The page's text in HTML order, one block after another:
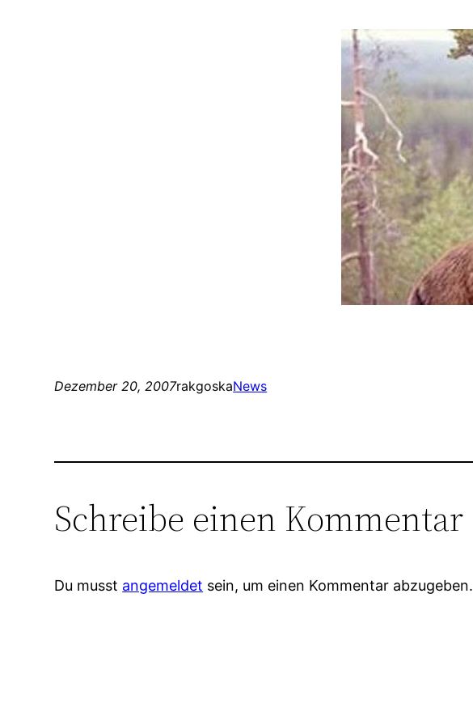
Dezember 20, 2007rakgoskaNews
Schreibe einen Kommentar
Du musst angemeldet sein, um einen Kommentar abzugeben.